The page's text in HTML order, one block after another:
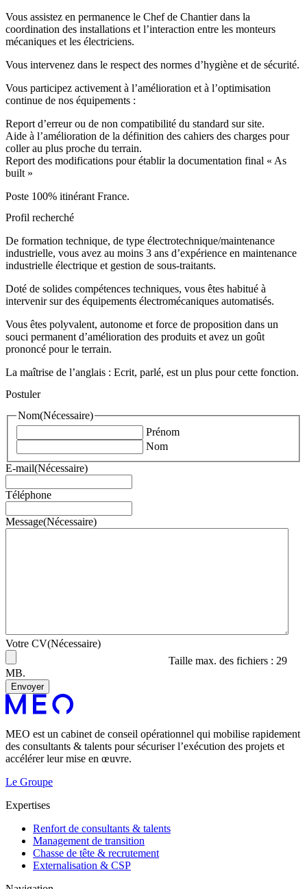
Vous assistez en permanence le Chef de Chantier dans la
coordination des installations et l’interaction entre les monteurs
mécaniques et les électriciens.
Vous intervenez dans le respect des normes d’hygiène et de sécurité.
Vous participez activement à l’amélioration et à l’optimisation
continue de nos équipements :
Report d’erreur ou de non compatibilité du standard sur site.
Aide à l’amélioration de la définition des cahiers des charges pour
coller au plus proche du terrain.
Report des modifications pour établir la documentation final « As
built »
Poste 100% itinérant France.
Profil recherché
De formation technique, de type électrotechnique/maintenance
industrielle, vous avez au moins 3 ans d’expérience en maintenance
industrielle électrique et gestion de sous-traitants.
Doté de solides compétences techniques, vous êtes habitué à
intervenir sur des équipements électromécaniques automatisés.
Vous êtes polyvalent, autonome et force de proposition dans un
souci permanent d’amélioration des produits et avez un goût
prononcé pour le terrain.
La maîtrise de l’anglais : Ecrit, parlé, est un plus pour cette fonction.
Postuler
Nom(Nécessaire)
Prénom
Nom
E-mail(Nécessaire)
Téléphone
Message(Nécessaire)
Votre CV(Nécessaire)
Taille max. des fichiers : 29
MB.
MEO est un cabinet de conseil opérationnel qui mobilise rapidement
des consultants & talents pour sécuriser l’exécution des projets et
accélérer leur mise en œuvre.
Le Groupe
Expertises
Renfort de consultants & talents
Management de transition
Chasse de tête & recrutement
Externalisation & CSP